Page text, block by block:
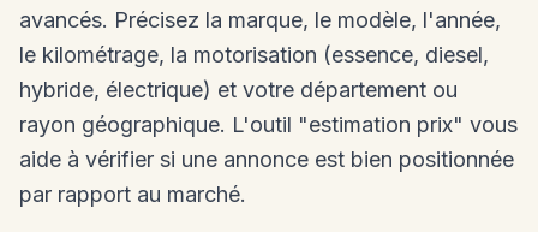
avancés. Précisez la marque, le modèle, l'année,
le kilométrage, la motorisation (essence, diesel,
hybride, électrique) et votre département ou
rayon géographique. L'outil "estimation prix" vous
aide à vérifier si une annonce est bien positionnée
par rapport au marché.